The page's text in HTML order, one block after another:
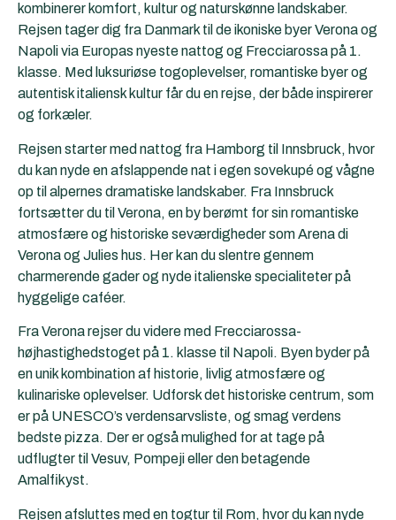
kombinerer komfort, kultur og naturskønne landskaber.
Rejsen tager dig fra Danmark til de ikoniske byer Verona og
Napoli via Europas nyeste nattog og Frecciarossapå 1.
klasse. Med luksuriøse togoplevelser, romantiske byer og
autentisk italiensk kultur får du en rejse, der både inspirerer
og forkæler.
Rejsen starter med nattog fra Hamborg til Innsbruck, hvor
du kan nyde en afslappende nat i egen sovekupé og vågne
op til alpernes dramatiske landskaber. Fra Innsbruck
fortsætter du til Verona, en by berømt for sin romantiske
atmosfære og historiske seværdigheder som Arena di
Verona og Julies hus. Her kan du slentre gennem
charmerende gader og nyde italienske specialiteter på
hyggelige caféer.
Fra Verona rejser du videre med Frecciarossa-
højhastighedstoget på 1. klasse til Napoli. Byen byder på
en unik kombination af historie, livlig atmosfære og
kulinariske oplevelser. Udforsk det historiske centrum, som
er på UNESCO’s verdensarvsliste, og smag verdens
bedste pizza. Der er også mulighed for at tage på
udflugter til Vesuv, Pompeji eller den betagende
Amalfikyst.
Rejsen afsluttes med en togtur til Rom, hvor du kan nyde